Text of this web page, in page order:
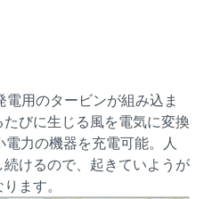
電用のタービンが組み込ま
びに生じる風を電気に変換
力の機器を充電可能。人
けるので、起きていようが
ます。